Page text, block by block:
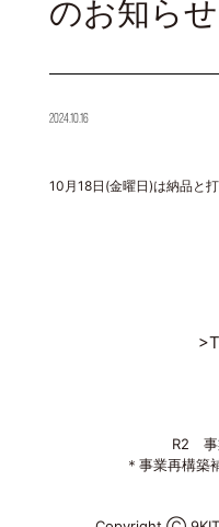
のお知らせ
2024.10.16
10月18日(金曜日)は納品と
R2
＊事業再構築